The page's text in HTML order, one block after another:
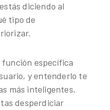
diciendo al
tipo de
específica
y entenderlo te
más inteligentes,
desperdiciar